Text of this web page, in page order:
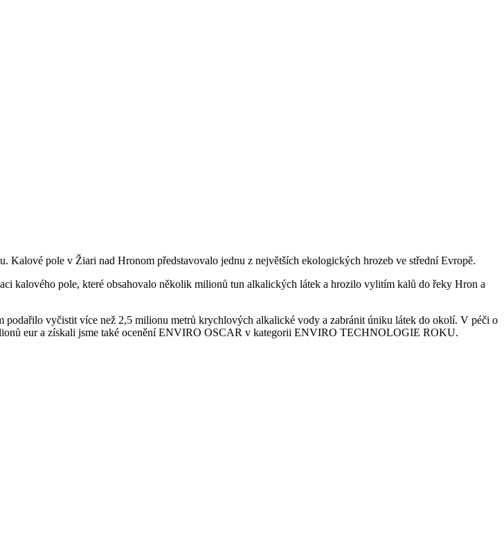
Kalové pole v Žiari nad Hronom představovalo jednu z největších ekologických hrozeb ve střední Evropě.
kalového pole, které obsahovalo několik milionů tun alkalických látek a hrozilo vylitím kalů do řeky Hron a
vyčistit více než 2,5 milionu metrů krychlových alkalické vody a zabránit úniku látek do okolí. V péči o
eur a získali jsme také ocenění ENVIRO OSCAR v kategorii ENVIRO TECHNOLOGIE ROKU.